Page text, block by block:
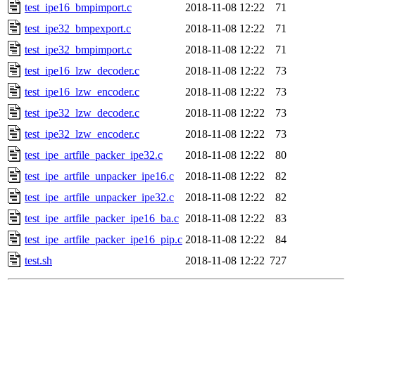
test_ipe16_bmpimport.c
2018-11-08 12:22
71
test_ipe32_bmpexport.c
2018-11-08 12:22
71
test_ipe32_bmpimport.c
2018-11-08 12:22
71
test_ipe16_lzw_decoder.c
2018-11-08 12:22
73
test_ipe16_lzw_encoder.c
2018-11-08 12:22
73
test_ipe32_lzw_decoder.c
2018-11-08 12:22
73
test_ipe32_lzw_encoder.c
2018-11-08 12:22
73
test_ipe_artfile_packer_ipe32.c
2018-11-08 12:22
80
test_ipe_artfile_unpacker_ipe16.c
2018-11-08 12:22
82
test_ipe_artfile_unpacker_ipe32.c
2018-11-08 12:22
82
test_ipe_artfile_packer_ipe16_ba.c 2018-11-08 12:22
83
test_ipe_artfile_packer_ipe16_pip.c 2018-11-08 12:22
84
test.sh
2018-11-08 12:22 727